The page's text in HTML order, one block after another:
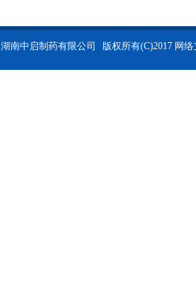
湖南中启制药有限公司 版权所有(C)2017 网